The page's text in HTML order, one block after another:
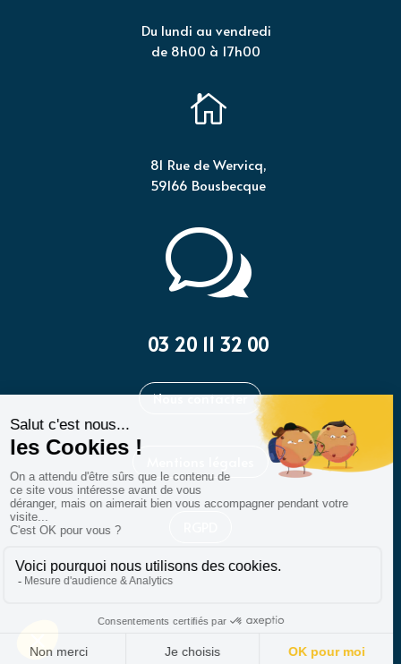
Du lundi au vendredi
de 8h00 à 17h00

81 Rue de Wervicq,
59166 Bousbecque
w
03 20 11 32 00
Nous contacter